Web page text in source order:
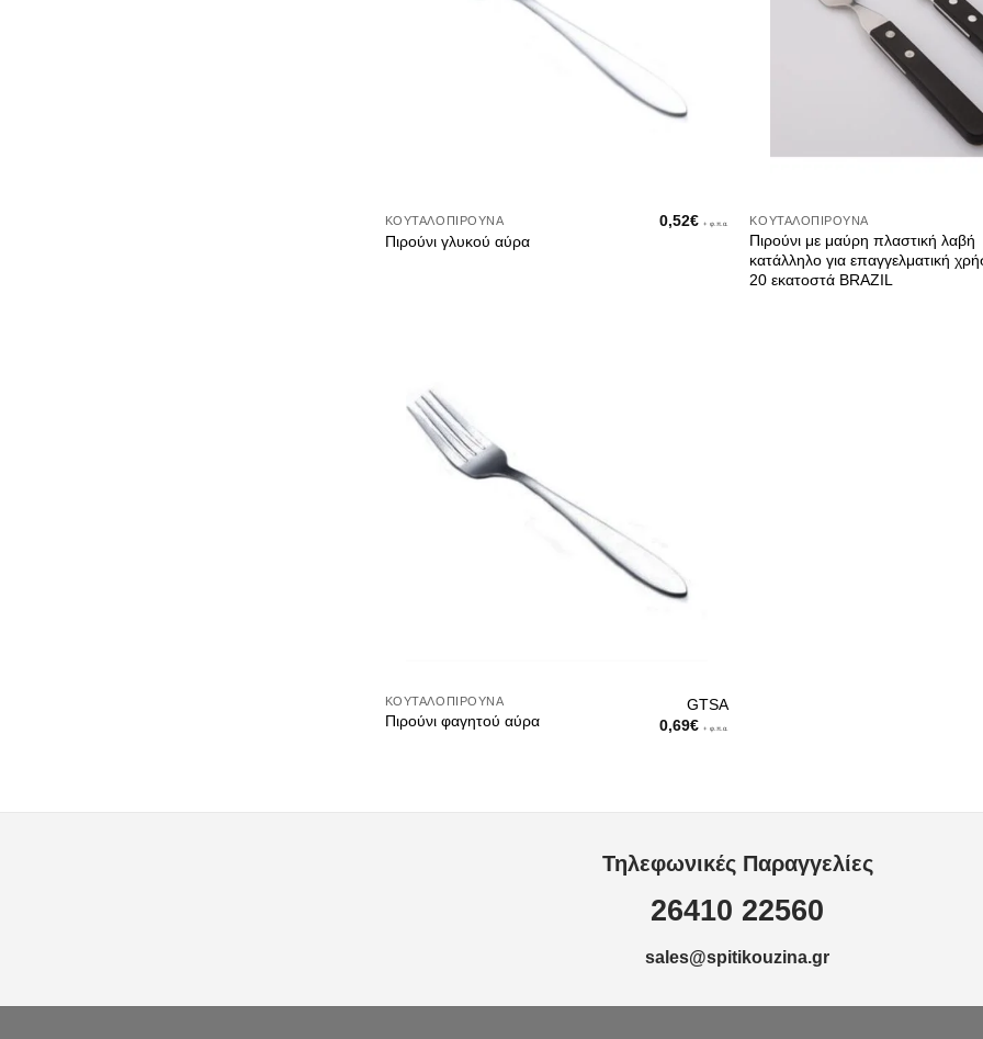
ΚΟΥΤΑΛΟΠΊΡΟΥΝΑ
Πιρούνι γλυκού αύρα
0,52€ + φ.π.α. ΚΟΥΤΑΛΟΠΊΡΟΥΝΑ
Πιρούνι με μαύρη πλαστική λαβή
κατάλληλο για επαγγελματική
20 εκατοστά BRAZIL
ΚΟΥΤΑΛΟΠΊΡΟΥΝΑ
Πιρούνι φαγητού αύρα
GTSA
0,69€ + φ.π.α.
Τηλεφωνικές Παραγγελίες
26410 22560
sales@spitikouzina.gr